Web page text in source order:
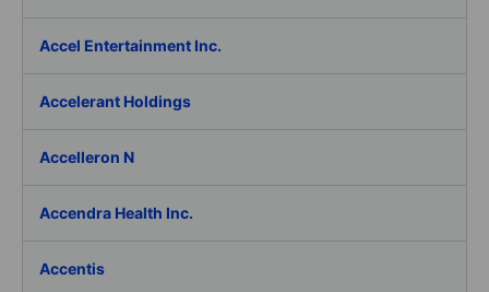
Accel Entertainment Inc.
Accelerant Holdings
Accelleron N
Accendra Health Inc.
Accentis